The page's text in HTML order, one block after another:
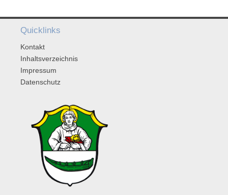
Quicklinks
Kontakt
Inhaltsverzeichnis
Impressum
Datenschutz